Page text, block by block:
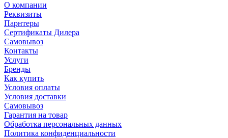
О компании
Реквизиты
Парнтеры
Сертификаты Дилера
Самовывоз
Контакты
Услуги
Бренды
Как купить
Условия оплаты
Условия доставки
Самовывоз
Гарантия на товар
Обработка персональных данных
Политика конфиденциальности